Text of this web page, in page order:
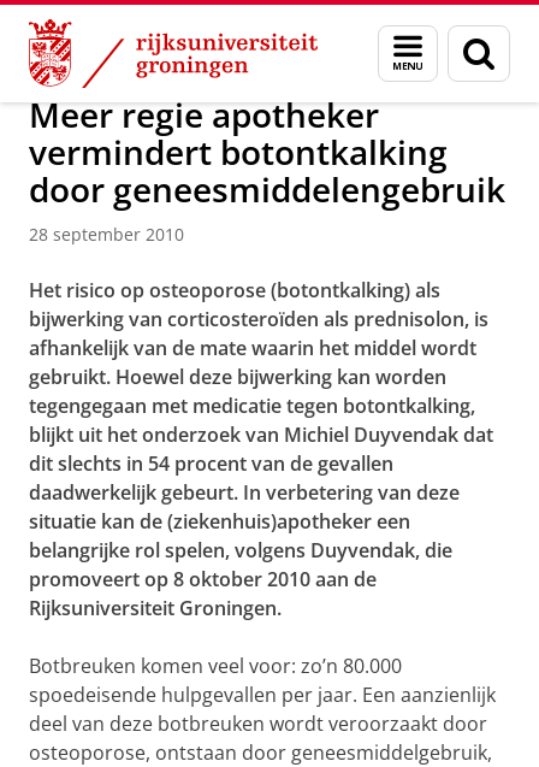
Skip
Content
Skip
Navigation
Menu
en
zoeken
Over ons Actueel Nieuws Nieuwsberichten
Meer regie apotheker
vermindert botontkalking
door geneesmiddelengebruik
28 september 2010
Het risico op osteoporose (botontkalking) als
bijwerking van corticosteroïden als prednisolon, is
afhankelijk van de mate waarin het middel wordt
gebruikt. Hoewel deze bijwerking kan worden
tegengegaan met medicatie tegen botontkalking,
blijkt uit het onderzoek van Michiel Duyvendak dat
dit slechts in 54 procent van de gevallen
daadwerkelijk gebeurt. In verbetering van deze
situatie kan de (ziekenhuis)apotheker een
belangrijke rol spelen, volgens Duyvendak, die
promoveert op 8 oktober 2010 aan de
Rijksuniversiteit Groningen.
Botbreuken komen veel voor: zo’n 80.000
spoedeisende hulpgevallen per jaar. Een aanzienlijk
deel van deze botbreuken wordt veroorzaakt door
osteoporose, ontstaan door geneesmiddelgebruik,